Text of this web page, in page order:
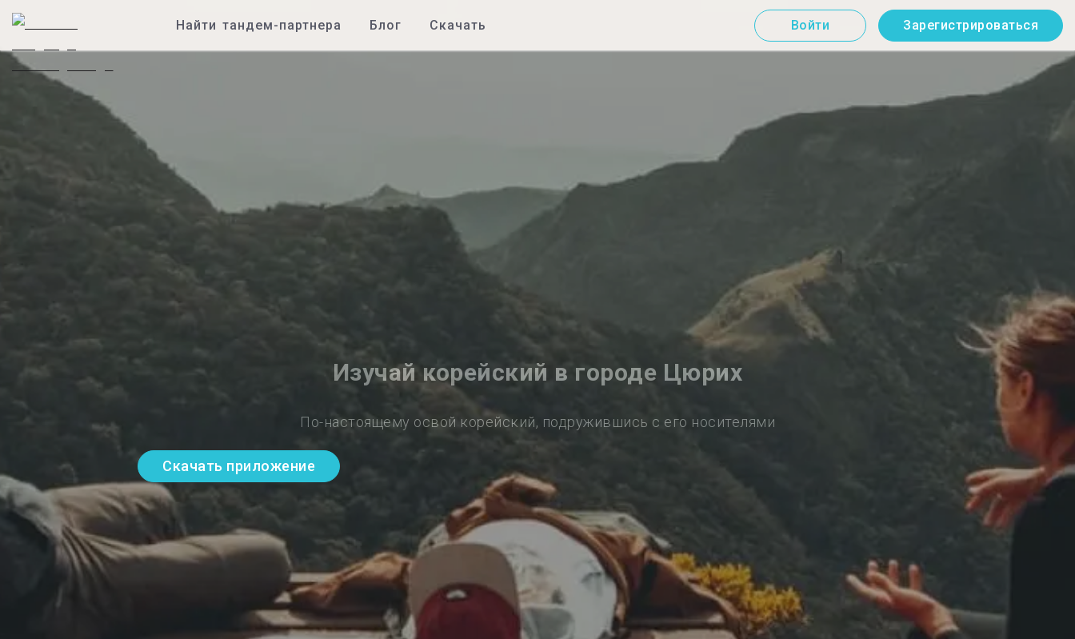
Найти тандем-партнера Блог Скачать Войти Зарегистрироваться
Изучай корейский в городе Цюрих
По-настоящему освой корейский, подружившись с его носителями
Скачать приложение